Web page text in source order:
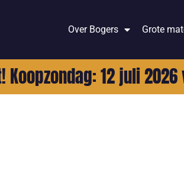
Over Bogers Grote
Koopzondag: 12 juli